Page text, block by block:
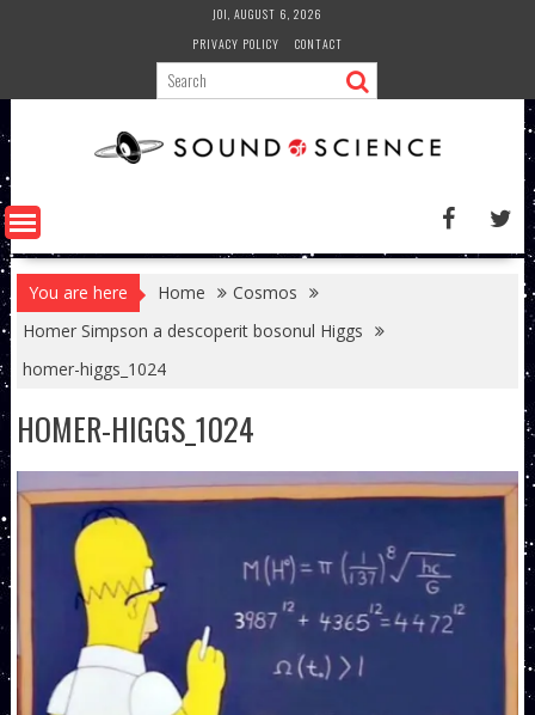
JOI, AUGUST 6, 2026
PRIVACY POLICY
CONTACT
You are here Home
Cosmos
Homer Simpson a descoperit bosonul Higgs
homer-higgs_1024
HOMER-HIGGS_1024